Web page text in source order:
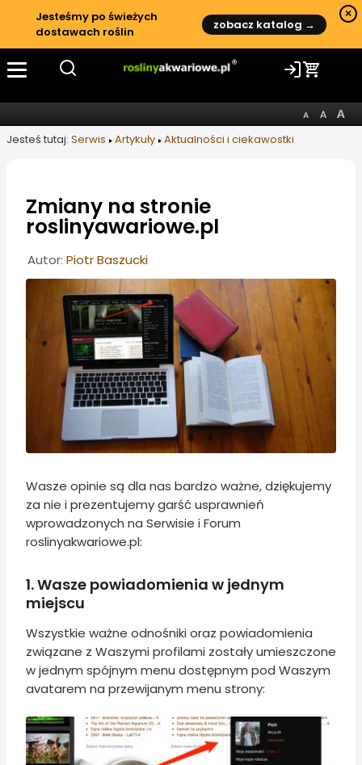
Jesteśmy po świeżych
dostawach roślin
zobacz katalog →
×
Jesteś tutaj: Serwis Artykuły Aktualności i ciekawostki
Zmiany na stronie
roslinyawariowe.pl
Informacje o artykule
Autor: Piotr Baszucki
Wasze opinie są dla nas bardzo ważne, dziękujemy
za nie i prezentujemy garść usprawnień
wprowadzonych na Serwisie i Forum
roslinyakwariowe.pl:
1. Wasze powiadomienia w jednym
miejscu
Wszystkie ważne odnośniki oraz powiadomienia
związane z Waszymi profilami zostały umieszczone
w jednym spójnym menu dostępnym pod Waszym
avatarem na przewijanym menu strony: